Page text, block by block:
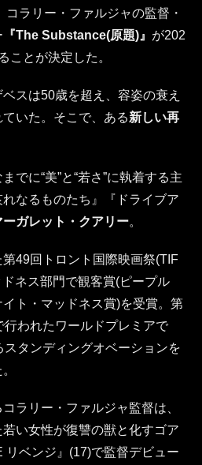
コラリー・ファルジャの監督・
『The Substance(原題)』 が202
ことが決定した。
スは50歳を超え、容姿の衰え
いた。そこで、ある新しい再
でに“美”と“若さ”に執着する主
なるものたち』『ドライブア
ーガレット・クアリー。
49回トロント国際映画祭(TIF
ネス部門で観客賞(ピープル
ト・マッドネス賞)を受賞。第
われたワールドプレミアで
タンディングオベーションを
ラリー・ファルジャ監督は、
い女性が復讐の獣と化すゴア
リベンジ』(17)で監督デビュー